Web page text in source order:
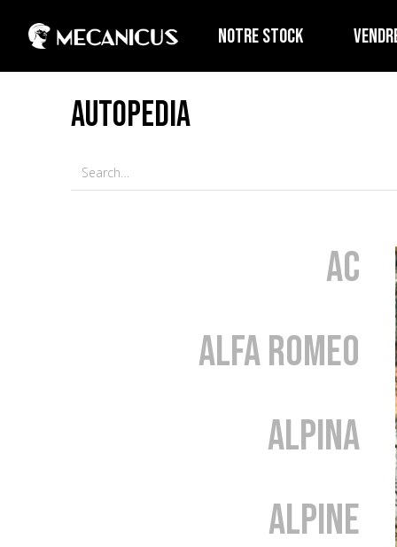
NOTRE STOCK
AUTOPEDIA
AC
Alfa Romeo
Alpina
Alpine